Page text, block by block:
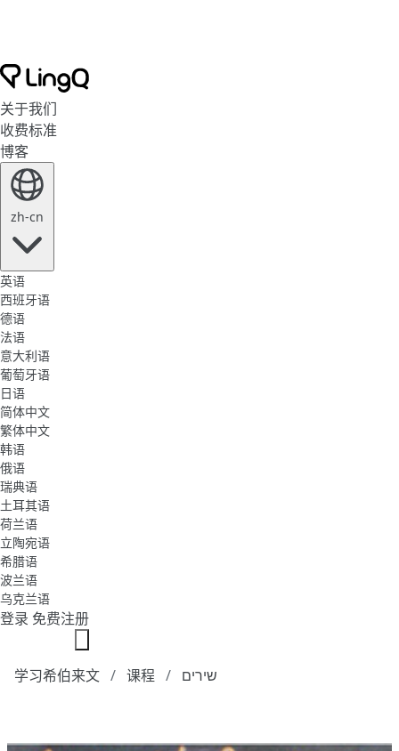
关于我们
收费标准
博客
zh-cn
英语
西班牙语
德语
法语
意大利语
葡萄牙语
日语
简体中文
繁体中文
韩语
俄语
瑞典语
土耳其语
荷兰语
立陶宛语
希腊语
波兰语
乌克兰语
登录 免费注册
学习希伯来文 课程 שירים